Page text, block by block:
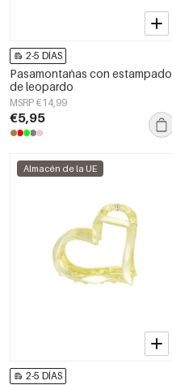
2-5 DÍAS
Pasamontañas con estampado
de leopardo
MSRP €14,99
€5,95
Almacén de la UE
2-5 DÍAS